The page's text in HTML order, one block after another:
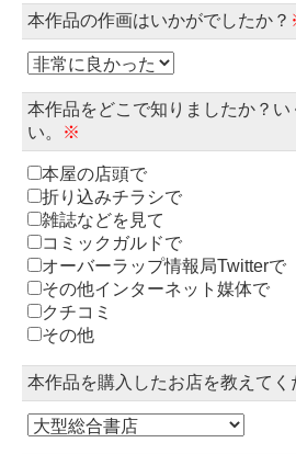
本作品の作画はいかがでしたか？
本作品をどこで知りましたか？い
い。
※
本屋の店頭で
折り込みチラシで
雑誌などを見て
コミックガルドで
オーバーラップ情報局Twitterで
その他インターネット媒体で
クチコミ
その他
本作品を購入したお店を教えてく